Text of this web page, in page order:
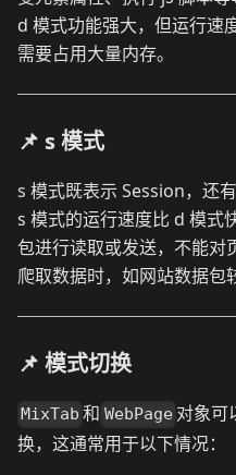
d 模式功能强大，但运行速
需要占用大量内存。
📌 s 模式
s 模式既表示 Session，还
s 模式的运行速度比 d 模式
包进行读取或发送，不能对
爬取数据时，如网站数据包
📌 模式切换
MixTab 和 WebPage 对象可
换，这通常用于以下情况：